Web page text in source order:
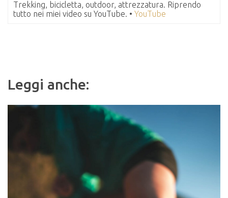
Trekking, bicicletta, outdoor, attrezzatura. Riprendo
tutto nei miei video su YouTube. • YouTube
Leggi anche: